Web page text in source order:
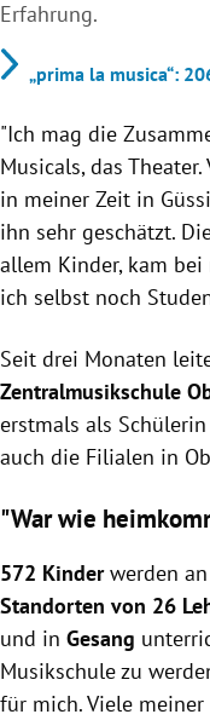
Erfahrung.
„prima la musica“:
"Ich mag die
Musicals, das
in meiner Zeit in
ihn sehr geschätzt.
allem Kinder, kam
ich selbst noch
Seit drei Monaten
Zentralmusikschule
erstmals als
auch die Filialen in
"War wie
572 Kinderwerden
Standorten von 26
und in Gesang
Musikschule zu
für mich. Viele